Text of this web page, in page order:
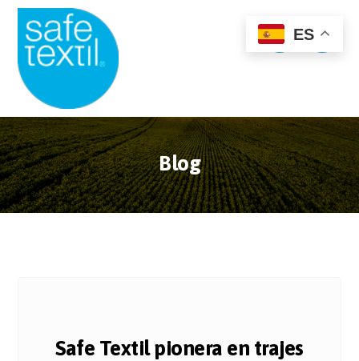
Blog
Safe Textil pionera en trajes
ES